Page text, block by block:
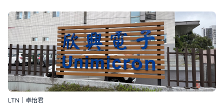
LTN｜卓怡君